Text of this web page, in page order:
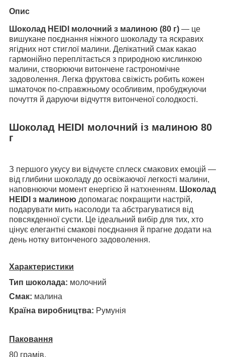
Опис
Шоколад HEIDI молочний з малиною (80 г) — це
вишукане поєднання ніжного шоколаду та яскравих
ягідних нот стиглої малини. Делікатний смак какао
гармонійно переплітається з природною кислинкою
малини, створюючи витончене гастрономічне
задоволення. Легка фруктова свіжість робить кожен
шматочок по-справжньому особливим, пробуджуючи
почуття й даруючи відчуття витонченої солодкості.
Шоколад HEIDI молочний із малиною 80
г
З першого укусу ви відчуєте сплеск смакових емоцій —
від глибини шоколаду до освіжаючої легкості малини,
наповнюючи момент енергією й натхненням. Шоколад
HEIDI з малиною допомагає покращити настрій,
подарувати мить насолоди та абстрагуватися від
повсякденної суєти. Це ідеальний вибір для тих, хто
цінує елегантні смакові поєднання й прагне додати на
день нотку витонченого задоволення.
Характеристики
Тип шоколада: молочний
Смак: малина
Країна виробництва: Румунія
Паковання
80 грамів.